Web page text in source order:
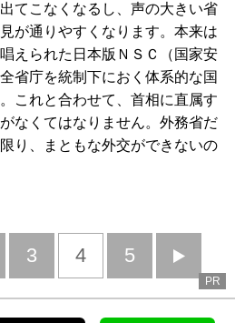
てこなくなるし、声の大きい省
が通りやすくなります。本来は
えられた日本版ＮＳＣ（国家安
省庁を統制下におく体系的な国
これと合わせて、首相に直属す
なくてはなりません。外務省だ
り、まともな外交ができないの
3 4 5
へ
PR